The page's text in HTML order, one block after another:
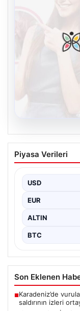
Güvenli
sağlaması
Piyasa Verileri
USD
EUR
ALTIN
BTC
Son Eklenen
■Karadeniz’de
saldırının izleri